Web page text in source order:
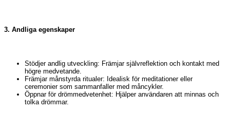
3. Andliga egenskaper
Stödjer andlig utveckling: Främjar självreflektion och kontakt med
högre medvetande.
Främjar månstyrda ritualer: Idealisk för meditationer eller
ceremonier som sammanfaller med måncykler.
Öppnar för drömmedvetenhet: Hjälper användaren att minnas och
tolka drömmar.